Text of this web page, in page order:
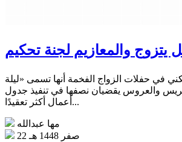
يتزوج والمعازيم لجنة تحكيم
في حفلات الزواج الفخمة أنها تسمى «ليلة
والعروس يقضيان نصفها في تنفيذ جدول
أعمال أكثر تعقيدًا...
مها عبدالله
22 صفر 1448 هـ